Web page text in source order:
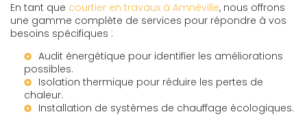
En tant que courtier en travaux à Amnéville, nous offrons
une gamme complète de services pour répondre à vos
besoins spécifiques :
Audit énergétique pour identifier les améliorations
possibles.
Isolation thermique pour réduire les pertes de
chaleur.
Installation de systèmes de chauffage écologiques.